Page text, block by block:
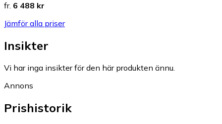
fr. 6 488 kr
Jämför alla priser
Insikter
Vi har inga insikter för den här produkten ännu.
Annons
Prishistorik